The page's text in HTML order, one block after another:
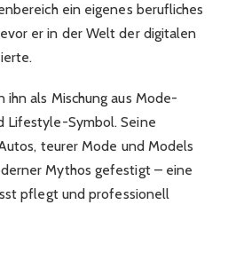
ein eigenes berufliches
er in der Welt der digitalen
als Mischung aus Mode-
Lifestyle-Symbol. Seine
teurer Mode und Models
Mythos gefestigt – eine
pflegt und professionell